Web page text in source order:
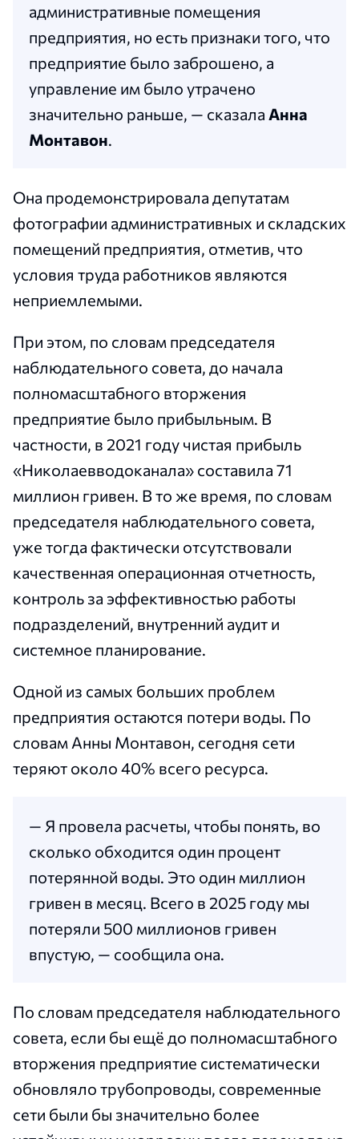
административные помещения
предприятия, но есть признаки того, что
предприятие было заброшено, а
управление им было утрачено
значительно раньше, — сказала Анна
Монтавон.
Она продемонстрировала депутатам
фотографии административных и складских
помещений предприятия, отметив, что
условия труда работников являются
неприемлемыми.
При этом, по словам председателя
наблюдательного совета, до начала
полномасштабного вторжения
предприятие было прибыльным. В
частности, в 2021 году чистая прибыль
«Николаевводоканала» составила 71
миллион гривен. В то же время, по словам
председателя наблюдательного совета,
уже тогда фактически отсутствовали
качественная операционная отчетность,
контроль за эффективностью работы
подразделений, внутренний аудит и
системное планирование.
Одной из самых больших проблем
предприятия остаются потери воды. По
словам Анны Монтавон, сегодня сети
теряют около 40% всего ресурса.
— Я провела расчеты, чтобы понять, во
сколько обходится один процент
потерянной воды. Это один миллион
гривен в месяц. Всего в 2025 году мы
потеряли 500 миллионов гривен
впустую, — сообщила она.
По словам председателя наблюдательного
совета, если бы ещё до полномасштабного
вторжения предприятие систематически
обновляло трубопроводы, современные
сети были бы значительно более